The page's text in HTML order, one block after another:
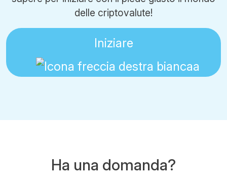
delle criptovalute!
Iniziare
Ha una domanda?